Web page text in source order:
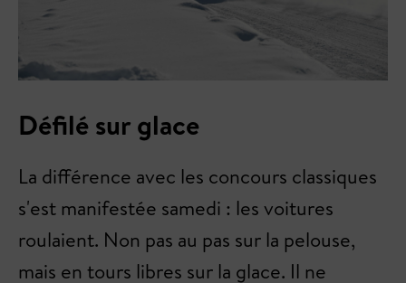
Défilé sur glace
La différence avec les concours classiques
s'est manifestée samedi : les voitures
roulaient. Non pas au pas sur la pelouse,
mais en tours libres sur la glace. Il ne